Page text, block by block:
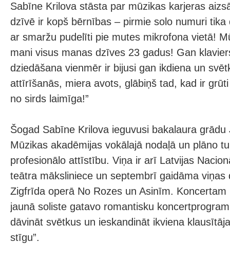
Sabīne Krilova stāsta par mūzikas karjeras
dzīvē ir kopš bērnības – pirmie solo numuri tika
ar smaržu pudelīti pie mutes mikrofona vietā!
mani visus manas dzīves 23 gadus! Gan
dziedāšana vienmēr ir bijusi gan ikdiena un
attīrīšanās, miera avots, glābiņš tad, kad ir
no sirds laimīga!”
Šogad Sabīne Krilova ieguvusi bakalaura
Mūzikas akadēmijas vokālajā nodaļā un plāno
profesionālo attīstību. Viņa ir arī Latvijas
teātra māksliniece un septembrī gaidāma viņas
Zigfrīda operā No Rozes un Asinīm.
jaunā soliste gatavo romantisku
dāvināt svētkus un ieskandināt ikviena
stīgu”.